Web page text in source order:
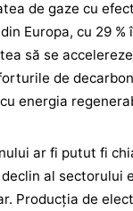
de gaze cu
Europa, cu 29 %
să se
de
energia
ar fi putut fi
al sectorului
Producţia de